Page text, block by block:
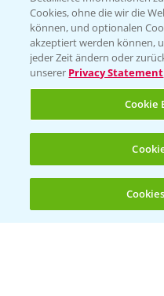
PAMIRA -
Sammelstellen
PRE - Chemikalien
Sammelstellen
Kontakt &
Cookies, ohne die wir die
können, und optionalen
akzeptiert werden können,
jeder Zeit ändern oder
unserer Privacy Statement
Cookie